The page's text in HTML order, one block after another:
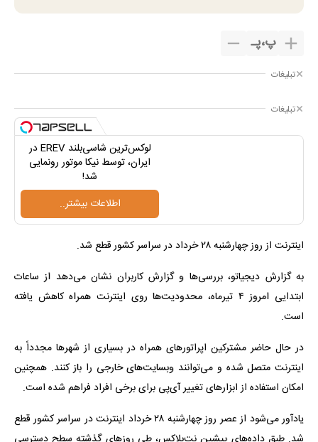
پ،پـ
تبلیغات
تبلیغات
لوکس‌ترین شاسی‌بلند EREV در
ایران، توسط نیکا موتور رونمایی
شد!
اطلاعات بیشتر..
اینترنت از روز چهارشنبه ۲۸ خرداد در سراسر کشور قطع شد.
به گزارش دیجیاتو، بررسی‌ها و گزارش کاربران نشان می‌دهد از ساعات
ابتدایی امروز ۴ تیرماه، محدودیت‌ها روی اینترنت همراه کاهش یافته
است.
در حال حاضر مشترکین اپراتورهای همراه در بسیاری از شهرها مجدداً به
اینترنت متصل شده و می‌توانند وبسایت‌های خارجی را باز کنند. همچنین
امکان استفاده از ابزارهای تغییر آی‌پی برای برخی افراد فراهم شده است.
یادآور می‌شود از عصر روز چهارشنبه ۲۸ خرداد اینترنت در سراسر کشور قطع
شد. طبق داده‌های پیشین نت‌بلاکس، طی روزهای گذشته سطح دسترسی